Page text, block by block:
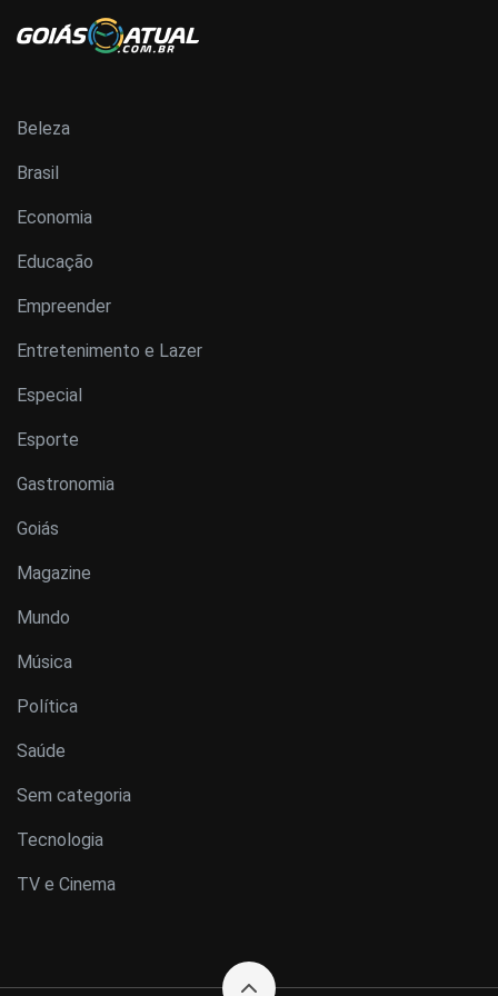
Beleza
Brasil
Economia
Educação
Empreender
Entretenimento e Lazer
Especial
Esporte
Gastronomia
Goiás
Magazine
Mundo
Música
Política
Saúde
Sem categoria
Tecnologia
TV e Cinema